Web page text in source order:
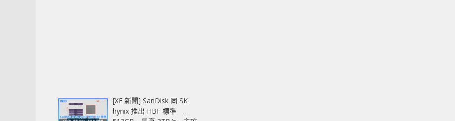
[XF 新聞] SanDisk 同 SK
hynix 推出 HBF 標準